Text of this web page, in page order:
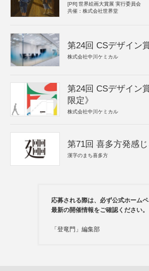
[PR] 世界絵画大賞展 実行委員会
共催：株式会社世界堂
第24回 CSデザイン
株式会社中川ケミカル
第24回 CSデザイン
限定》
株式会社中川ケミカル
第71回 喜多方発感
漢字のまち喜多方
応募される際は、必ず公式ホーム
最新の開催情報をご確認ください。
「登竜門」編集部